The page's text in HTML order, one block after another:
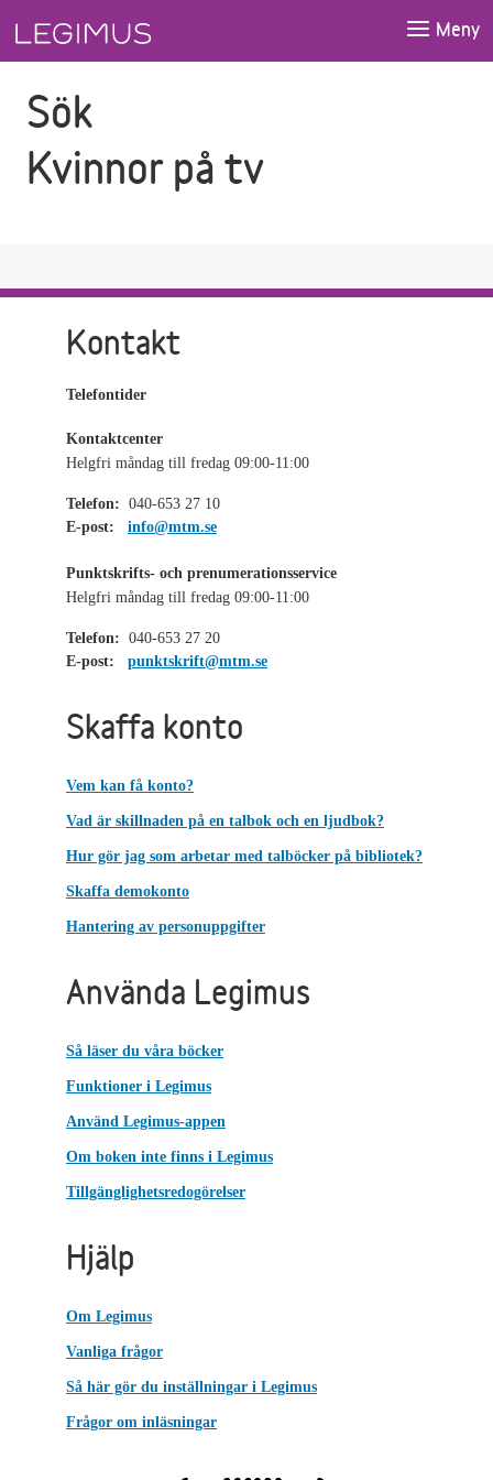
Meny
Sök
Kvinnor på tv
Kontakt
Telefontider
Kontaktcenter
Helgfri måndag till fredag 09:00-11:00
Telefon: 040-653 27 10
E-post:
info@mtm.se
Punktskrifts- och prenumerationsservice
Helgfri måndag till fredag 09:00-11:00
Telefon: 040-653 27 20
E-post:
punktskrift@mtm.se
Skaffa konto
Vem kan få konto?
Vad är skillnaden på en talbok och en ljudbok?
Hur gör jag som arbetar med talböcker på bibliotek?
Skaffa demokonto
Hantering av personuppgifter
Använda Legimus
Så läser du våra böcker
Funktioner i Legimus
Använd Legimus-appen
Om boken inte finns i Legimus
Tillgänglighetsredogörelser
Hjälp
Om Legimus
Vanliga frågor
Så här gör du inställningar i Legimus
Frågor om inläsningar